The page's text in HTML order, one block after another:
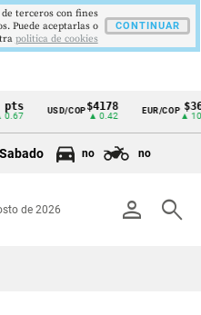
USD/COP$4178
▲ 0.42
EUR/COP
▲
Sabado no no
person search
de 2026
terceros con fines
Puede aceptarlas o
politica de cookies
CONTINUAR